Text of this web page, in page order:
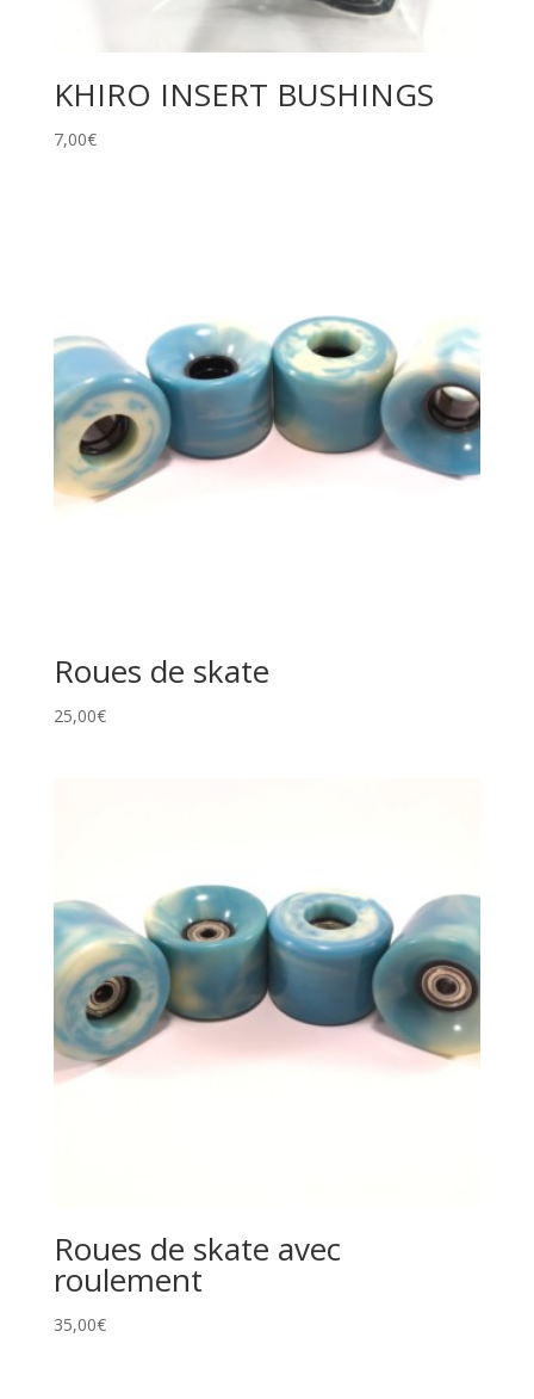
KHIRO INSERT BUSHINGS
7,00€
Roues de skate
25,00€
Roues de skate avec
roulement
35,00€